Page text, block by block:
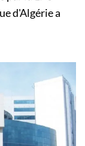
d'Algérie a